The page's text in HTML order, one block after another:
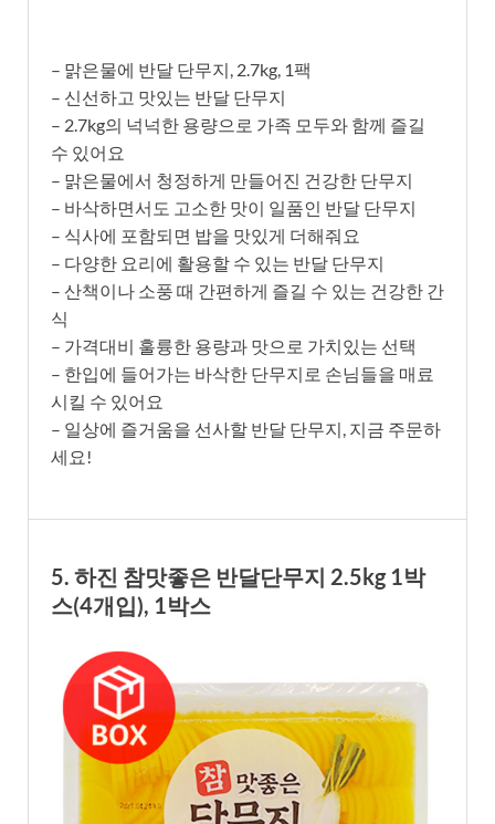
– 맑은물에 반달 단무지, 2.7kg, 1팩
– 신선하고 맛있는 반달 단무지
– 2.7kg의 넉넉한 용량으로 가족 모두와 함께 즐길
수 있어요
– 맑은물에서 청정하게 만들어진 건강한 단무지
– 바삭하면서도 고소한 맛이 일품인 반달 단무지
– 식사에 포함되면 밥을 맛있게 더해줘요
– 다양한 요리에 활용할 수 있는 반달 단무지
– 산책이나 소풍 때 간편하게 즐길 수 있는 건강한 간
식
– 가격대비 훌륭한 용량과 맛으로 가치있는 선택
– 한입에 들어가는 바삭한 단무지로 손님들을 매료
시킬 수 있어요
– 일상에 즐거움을 선사할 반달 단무지, 지금 주문하
세요!
5. 하진 참맛좋은 반달단무지 2.5kg 1박
스(4개입), 1박스